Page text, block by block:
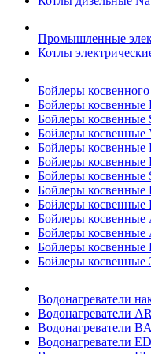
Промышленные
Котлы
Бойлеры косвенного
Бойлеры
Бойлеры косвенные
Бойлеры косвенные
Бойлеры косвенные
Бойлеры косвенные
Бойлеры косвенные
Бойлеры косвенные
Бойлеры косвенные
Бойлеры
Бойлеры
Бойлеры косвенные
Бойлеры
Водонагреватели
Водонагреватели
Водонагреватели
Водонагреватели